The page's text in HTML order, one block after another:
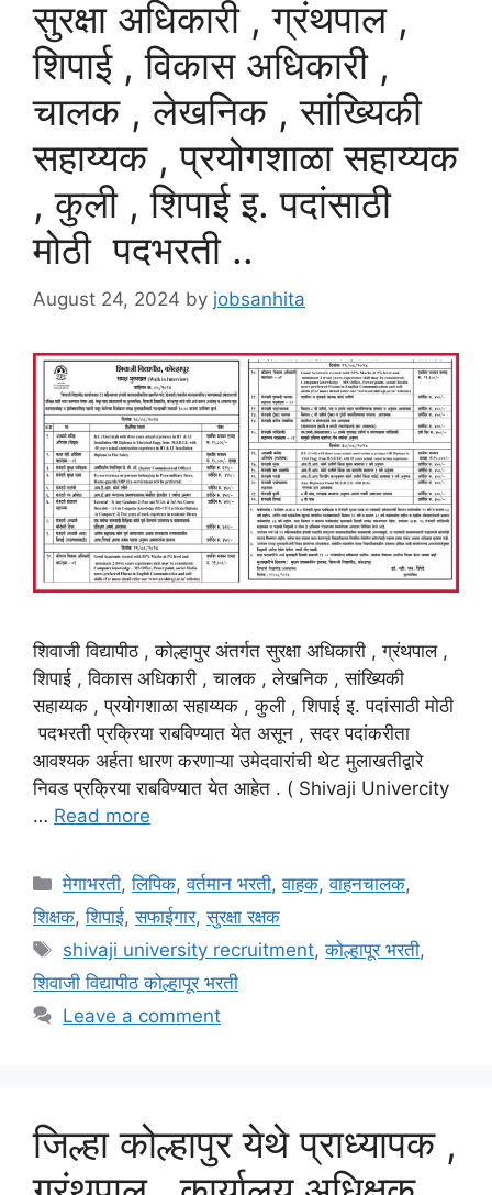
सुरक्षा अधिकारी , ग्रंथपाल ,
शिपाई , विकास अधिकारी ,
चालक , लेखनिक , सांख्यिकी
सहाय्यक , प्रयोगशाळा सहाय्यक
, कुली , शिपाई इ. पदांसाठी
मोठी पदभरती ..
August 24, 2024 by jobsanhita
शिवाजी विद्यापीठ , कोल्हापुर अंतर्गत सुरक्षा अधिकारी , ग्रंथपाल ,
शिपाई , विकास अधिकारी , चालक , लेखनिक , सांख्यिकी
सहाय्यक , प्रयोगशाळा सहाय्यक , कुली , शिपाई इ. पदांसाठी मोठी
पदभरती प्रक्रिया राबविण्यात येत असून , सदर पदांकरीता
आवश्यक अर्हता धारण करणाऱ्या उमेदवारांची थेट मुलाखतीद्वारे
निवड प्रक्रिया राबविण्यात येत आहेत . ( Shivaji Univercity
… Read more
Categories
मेगाभरती,लिपिक,वर्तमान भरती,वाहक,वाहनचालक,
शिक्षक,शिपाई,सफाईगार,सुरक्षा रक्षक
Tags
shivaji university recruitment,कोल्हापूर भरती,
शिवाजी विद्यापीठ कोल्हापूर भरती
Leave a comment
जिल्हा कोल्हापुर येथे प्राध्यापक ,